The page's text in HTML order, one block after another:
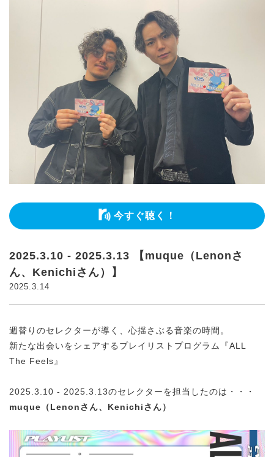
今すぐ聴く！
2025.3.10 - 2025.3.13 【muque（Lenonさ
ん、Kenichiさん）】
2025.3.14
週替りのセレクターが導く、心揺さぶる音楽の時間。
新たな出会いをシェアするプレイリストプログラム『ALL
The Feels』
2025.3.10 - 2025.3.13のセレクターを担当したのは・・・
muque（Lenonさん、Kenichiさん）